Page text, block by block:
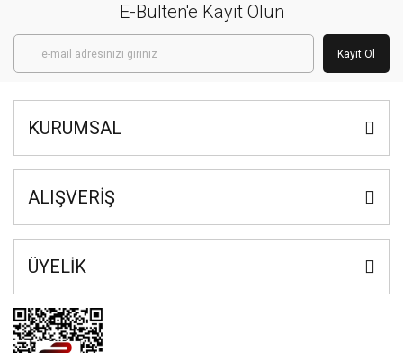
E-Bülten'e Kayıt Olun
Kayıt Ol
KURUMSAL
ALIŞVERİŞ
ÜYELİK